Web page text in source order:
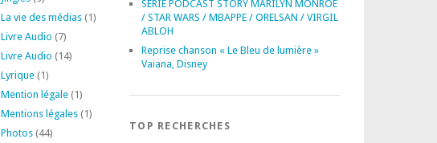
La vie des médias(1)
Livre Audio (7)
Livre Audio (14)
Lyrique(1)
Mention légale(1)
Mentions légales(1)
Photos(44)
SERIE PODCAST STORY MARILYN MONROE
/ STAR WARS / MBAPPE / ORELSAN / VIRGIL
ABLOH
Reprise chanson « Le Bleu de lumière »
Vaiana, Disney
TOP RECHERCHES